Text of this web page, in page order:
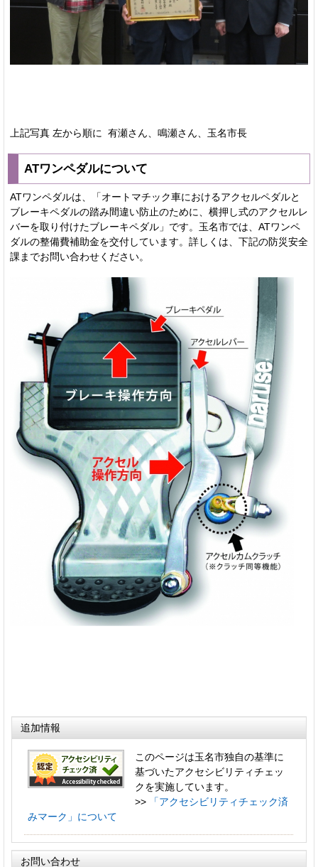
上記写真 左から順に 有瀬さん、鳴瀬さん、玉名市長
ATワンペダルについて
ATワンペダルは、「オートマチック車におけるアクセルペダルと
ブレーキペダルの踏み間違い防止のために、横押し式のアクセルレ
バーを取り付けたブレーキペダル」です。玉名市では、ATワンペ
ダルの整備費補助金を交付しています。詳しくは、下記の防災安全
課までお問い合わせください。
追加情報
このページは玉名市独自の基準に
基づいたアクセシビリティチェッ
クを実施しています。
>>
「アクセシビリティチェック済
みマーク」について
お問い合わせ